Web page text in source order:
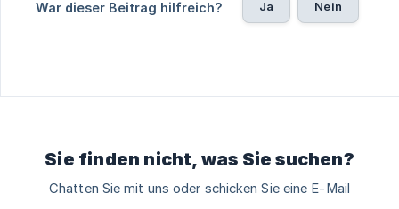
War dieser Beitrag hilfreich? Ja Nein
Sie finden nicht, was Sie suchen?
Chatten Sie mit uns oder schicken Sie eine E-Mail